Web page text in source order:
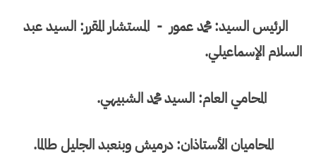
الرئيس السيد: محمد عمور - المستشار المقرر: السيد عبد
السلام الإسماعيلي.
المحامي العام: السيد محمد الشبيهي.
المحاميان الأستاذان: درميش وبنعبد الجليل طالما.